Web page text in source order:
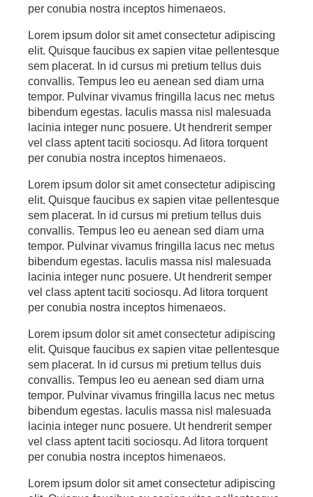
per conubia nostra inceptos himenaeos.
Lorem ipsum dolor sit amet consectetur adipiscing
elit. Quisque faucibus ex sapien vitae pellentesque
sem placerat. In id cursus mi pretium tellus duis
convallis. Tempus leo eu aenean sed diam urna
tempor. Pulvinar vivamus fringilla lacus nec metus
bibendum egestas. Iaculis massa nisl malesuada
lacinia integer nunc posuere. Ut hendrerit semper
vel class aptent taciti sociosqu. Ad litora torquent
per conubia nostra inceptos himenaeos.
Lorem ipsum dolor sit amet consectetur adipiscing
elit. Quisque faucibus ex sapien vitae pellentesque
sem placerat. In id cursus mi pretium tellus duis
convallis. Tempus leo eu aenean sed diam urna
tempor. Pulvinar vivamus fringilla lacus nec metus
bibendum egestas. Iaculis massa nisl malesuada
lacinia integer nunc posuere. Ut hendrerit semper
vel class aptent taciti sociosqu. Ad litora torquent
per conubia nostra inceptos himenaeos.
Lorem ipsum dolor sit amet consectetur adipiscing
elit. Quisque faucibus ex sapien vitae pellentesque
sem placerat. In id cursus mi pretium tellus duis
convallis. Tempus leo eu aenean sed diam urna
tempor. Pulvinar vivamus fringilla lacus nec metus
bibendum egestas. Iaculis massa nisl malesuada
lacinia integer nunc posuere. Ut hendrerit semper
vel class aptent taciti sociosqu. Ad litora torquent
per conubia nostra inceptos himenaeos.
Lorem ipsum dolor sit amet consectetur adipiscing